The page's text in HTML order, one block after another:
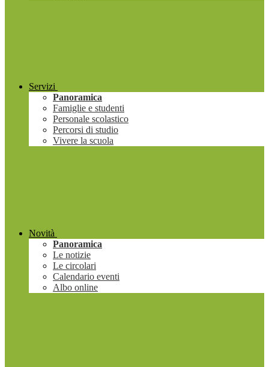
Servizi
Panoramica
Famiglie e studenti
Personale scolastico
Percorsi di studio
Vivere la scuola
Novità
Panoramica
Le notizie
Le circolari
Calendario eventi
Albo online